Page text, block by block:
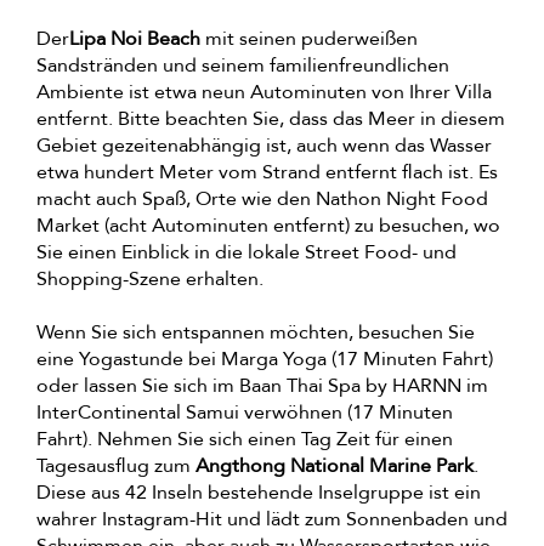
DerLipa Noi Beach mit seinen puderweißen
Sandstränden und seinem familienfreundlichen
Ambiente ist etwa neun Autominuten von Ihrer Villa
entfernt. Bitte beachten Sie, dass das Meer in diesem
Gebiet gezeitenabhängig ist, auch wenn das Wasser
etwa hundert Meter vom Strand entfernt flach ist. Es
macht auch Spaß, Orte wie den Nathon Night Food
Market (acht Autominuten entfernt) zu besuchen, wo
Sie einen Einblick in die lokale Street Food- und
Shopping-Szene erhalten.
Wenn Sie sich entspannen möchten, besuchen Sie
eine Yogastunde bei Marga Yoga (17 Minuten Fahrt)
oder lassen Sie sich im Baan Thai Spa by HARNN im
InterContinental Samui verwöhnen (17 Minuten
Fahrt). Nehmen Sie sich einen Tag Zeit für einen
Tagesausflug zum Angthong National Marine Park.
Diese aus 42 Inseln bestehende Inselgruppe ist ein
wahrer Instagram-Hit und lädt zum Sonnenbaden und